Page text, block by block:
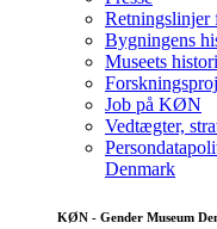
Retningslinjer
Bygningens
Museets
Job på KØN
Vedtægter,
Denmark
KØN - Gender Museum